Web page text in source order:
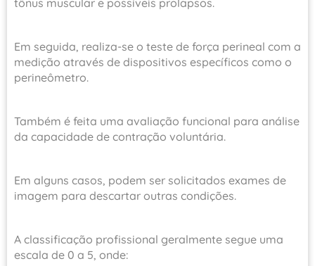
tônus muscular e possíveis prolapsos.
Em seguida, realiza-se o teste de força perineal com a
medição através de dispositivos específicos como o
perineômetro.
Também é feita uma avaliação funcional para análise
da capacidade de contração voluntária.
Em alguns casos, podem ser solicitados exames de
imagem para descartar outras condições.
A classificação profissional geralmente segue uma
escala de 0 a 5, onde: